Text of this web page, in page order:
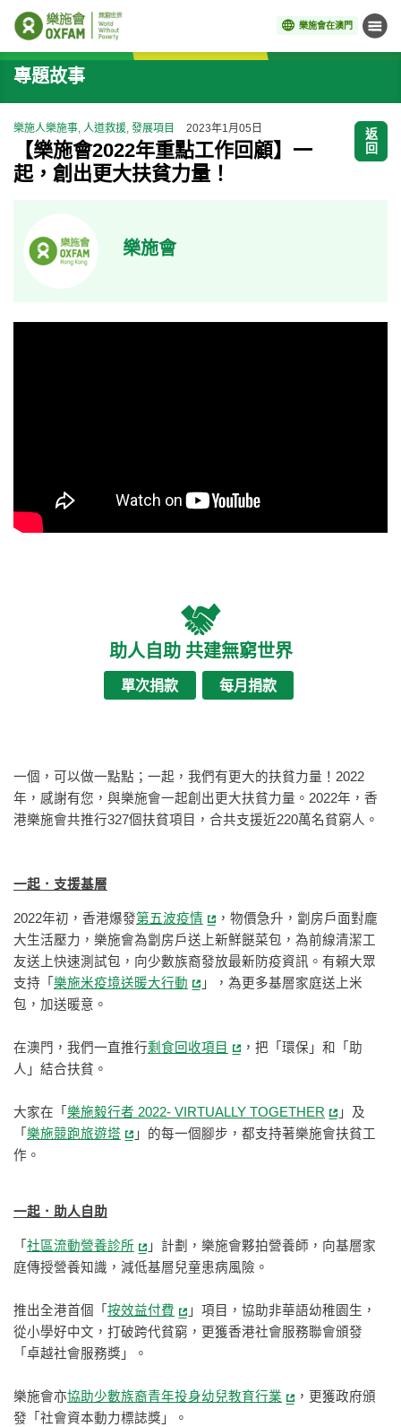
樂施會在澳門 目錄
開始主要內容
專題故事
樂施人樂施事, 人道救援, 發展項目 2023年1月05日
【樂施會2022年重點工作回顧】一
起，創出更大扶貧力量！
返
回
樂施會
助人自助 共建無窮世界
單次捐款 每月捐款
一個，可以做一點點；一起，我們有更大的扶貧力量！2022
年，感謝有您，與樂施會一起創出更大扶貧力量。2022年，香
港樂施會共推行327個扶貧項目，合共支援近220萬名貧窮人。
一起．支援基層
2022年初，香港爆發第五波疫情
，物價急升，劏房戶面對龐
大生活壓力，樂施會為劏房戶送上新鮮餸菜包，為前線清潔工
友送上快速測試包，向少數族裔發放最新防疫資訊。有賴大眾
支持「 樂施米疫境送暖大行動
」，為更多基層家庭送上米
包，加送暖意。
在澳門，我們一直推行剩食回收項目
，把「環保」和「助
人」結合扶貧。
大家在「 樂施毅行者 2022- VIRTUALLY TOGETHER
」及
「 樂施競跑旅遊塔
」的每一個腳步，都支持著樂施會扶貧工
作。
一起．助人自助
「 社區流動營養診所
」計劃，樂施會夥拍營養師，向基層家
庭傳授營養知識，減低基層兒童患病風險。
推出全港首個「 按效益付費
」項目，協助非華語幼稚園生，
從小學好中文，打破跨代貧窮，更獲香港社會服務聯會頒發
「卓越社會服務獎」。
樂施會亦協助少數族裔青年投身幼兒教育行業
，更獲政府頒
發「社會資本動力標誌獎」。